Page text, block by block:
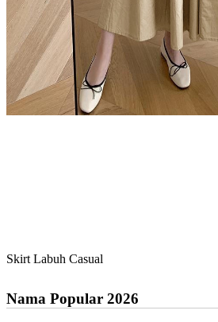
Skirt Labuh Casual
Nama Popular 2026